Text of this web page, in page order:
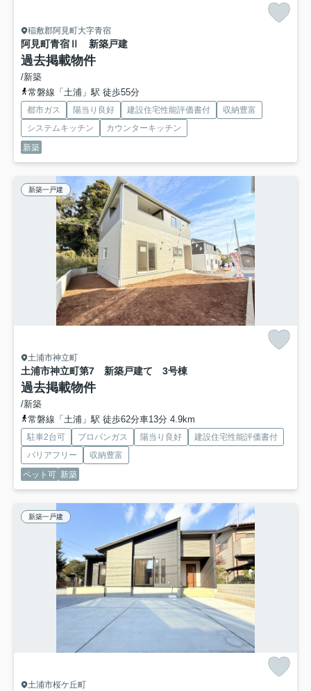
稲敷郡阿見町大字青宿
阿見町青宿Ⅱ 新築戸建
過去掲載物件
/新築
常磐線「土浦」駅 徒歩55分
都市ガス 陽当り良好 建設住宅性能評価書付
収納豊富
システムキッチン
カウンターキッチン
新築
新築一戸建
土浦市神立町
土浦市神立町第7 新築戸建て 3号棟
過去掲載物件
/新築
常磐線「土浦」駅 徒歩62分車13分 4.9km
駐車2台可 プロパンガス 陽当り良好
建設住宅性能評価書付
バリアフリー
収納豊富
ペット可 新築
新築一戸建
土浦市桜ケ丘町